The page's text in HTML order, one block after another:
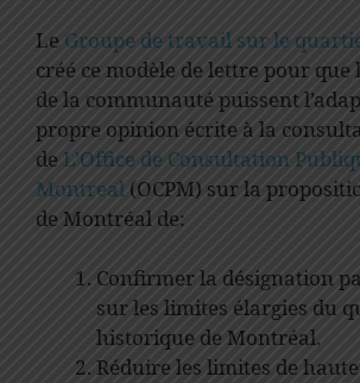
Le Groupe de travail sur le
créé ce modèle de lettre pour que
de la communauté puissent
propre opinion écrite à la
de L’Office de Consultation
Montreal (OCPM) sur la
de Montréal de:
Confirmer la désignation
sur les limites élargies du
historique de Montréal.
Réduire les limites de